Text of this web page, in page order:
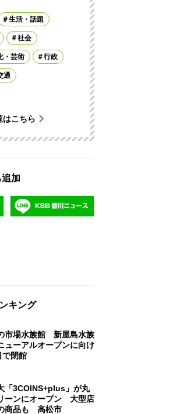
生活・話題
社会
・芸術 行政
通
はこちら
加
キング
市場水族館 新屋島水族
ューアルオープンに向け
で閉館
「3COINS+plus」が丸
ーンにオープン 大型店
商品も 高松市